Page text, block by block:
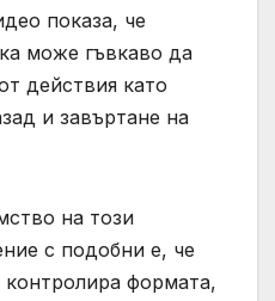
показа, че
може гъвкаво да
действия като
и завъртане на
на този
с подобни е, че
формата,